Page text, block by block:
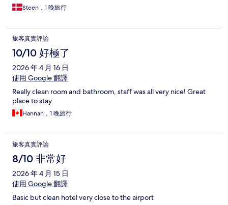
Steen，1 晚旅行
旅客真實評論
10/10 好極了
2026 年 4 月 16 日
使用 Google 翻譯
Really clean room and bathroom, staff was all very nice! Great
place to stay
Hannah，1 晚旅行
旅客真實評論
8/10 非常好
2026 年 4 月 15 日
使用 Google 翻譯
Basic but clean hotel very close to the airport